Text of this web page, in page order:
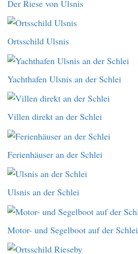
Der Riese von Ulsnis
Ortsschild Ulsnis
Yachthafen Ulsnis an der Schlei
Villen direkt an der Schlei
Ferienhäuser an der Schlei
Ulsnis an der Schlei
Motor- und Segelboot auf der Schlei